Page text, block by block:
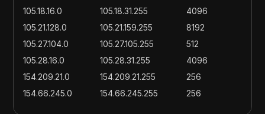
105.18.16.0
105.18.31.255
4096
105.21.128.0
105.21.159.255
8192
105.27.104.0
105.27.105.255
512
105.28.16.0
105.28.31.255
4096
154.209.21.0
154.209.21.255
256
154.66.245.0
154.66.245.255
256